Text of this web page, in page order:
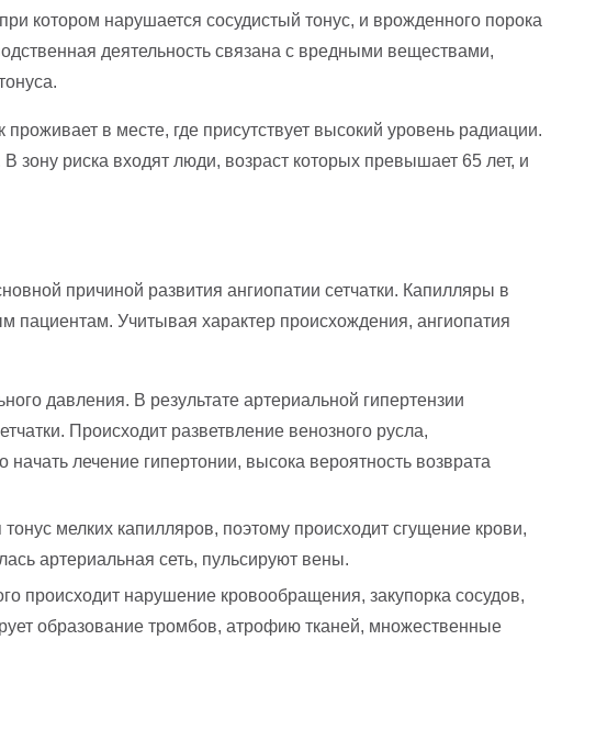
котором нарушается сосудистый тонус, и врожденного порока
деятельность связана с вредными веществами,
в месте, где присутствует высокий уровень радиации.
зону риска входят люди, возраст которых превышает 65 лет, и
причиной развития ангиопатии сетчатки. Капилляры в
пациентам. Учитывая характер происхождения, ангиопатия
давления. В результате артериальной гипертензии
Происходит разветвление венозного русла,
лечение гипертонии, высока вероятность возврата
мелких капилляров, поэтому происходит сгущение крови,
артериальная сеть, пульсируют вены.
происходит нарушение кровообращения, закупорка сосудов,
образование тромбов, атрофию тканей, множественные